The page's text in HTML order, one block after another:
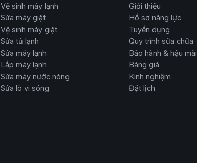
Vệ sinh máy lạnh
Sửa máy giặt
Vệ sinh máy giặt
Sửa tủ lạnh
Sửa máy lạnh
Lắp máy lạnh
Sửa máy nước nóng
Sửa lò vi sóng
Giới thiệu
Hồ sơ năng lực
Tuyển dụng
Quy trình sửa chữa
Bảo hành & hậu mãi
Bảng giá
Kinh nghiệm
Đặt lịch